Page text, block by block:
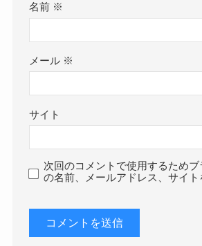
名前 ※
メール ※
サイト
次回のコメントで使用するため
の名前、メールアドレス、サイト